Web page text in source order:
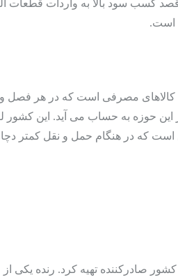
قصد کسب سود بالا به واردات قطعات
است.
کالاهای مصرفی است که در هر فصل و
حوزه به حساب می آید. این کشور
است که در هنگام حمل و نقل
صادرکننده تهیه کرد. رنده یکی